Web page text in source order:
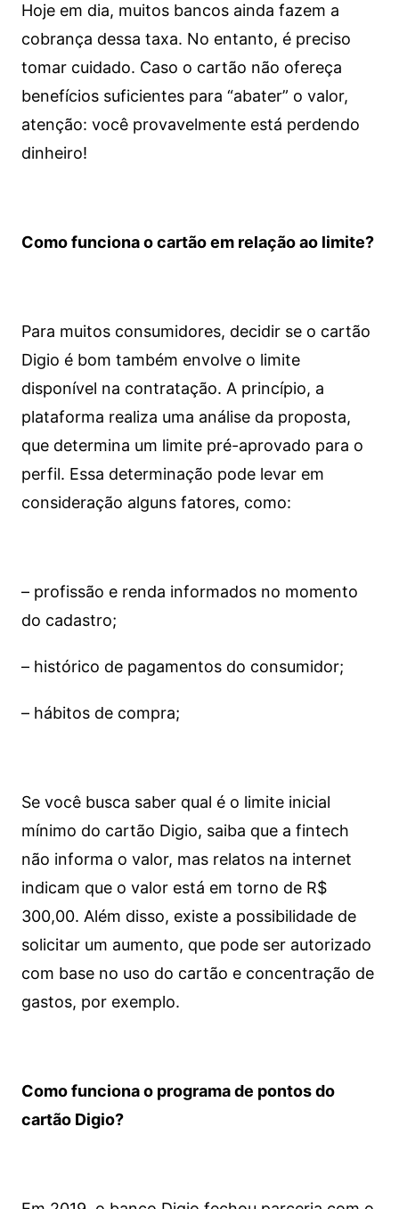
Hoje em dia, muitos bancos ainda fazem a
cobrança dessa taxa. No entanto, é preciso
tomar cuidado. Caso o cartão não ofereça
benefícios suficientes para “abater” o valor,
atenção: você provavelmente está perdendo
dinheiro!
Como funciona o cartão em relação ao limite?
Para muitos consumidores, decidir se o cartão
Digio é bom também envolve o limite
disponível na contratação. A princípio, a
plataforma realiza uma análise da proposta,
que determina um limite pré-aprovado para o
perfil. Essa determinação pode levar em
consideração alguns fatores, como:
– profissão e renda informados no momento
do cadastro;
– histórico de pagamentos do consumidor;
– hábitos de compra;
Se você busca saber qual é o limite inicial
mínimo do cartão Digio, saiba que a fintech
não informa o valor, mas relatos na internet
indicam que o valor está em torno de R$
300,00. Além disso, existe a possibilidade de
solicitar um aumento, que pode ser autorizado
com base no uso do cartão e concentração de
gastos, por exemplo.
Como funciona o programa de pontos do
cartão Digio?